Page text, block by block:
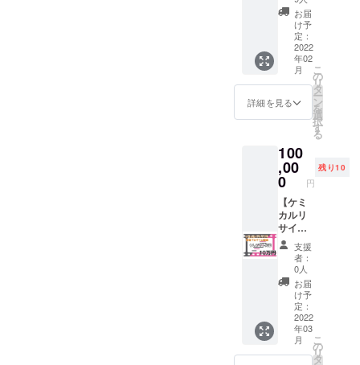
乗せ支
援も可
能で
す。 ご
支援の
程、よ
ろしく
お願い
ソーシ
アム動
画 ・運
営メン
バーよ
り支援
くだ
さった
セージ
動画を
お送り
させて
いただ
きま
す。 ♦︎お
気持ち
に応じ
て上乗
せ支援
も可能
です。
ご支援
の程、
よろし
くお願
&BBC
動画&岩
元美智
彦イン
ビュー
記事】
未来
の子ど
もたち
に支援
した
い！ と
いう方
へこち
らのリ
ターン
をご用
意いた
しまし
た。 ・
BRING
BOTTL
Eコン
ソーシ
アム動
画 ・日
お届
け予
定：
2022
年02
月
詳細を見る
こ
の
リ
タ
ー
ン
を
選
択
す
る
100
,00
0 円
残り10
【ケミ
カルリ
サイク
ル教育
動画に
てクレ
ジット
掲載す
る権利
＆教育
動画
USB】
今
支援
者：
0人
お届
け予
定：
2022
年03
月
こ
の
リ
タ